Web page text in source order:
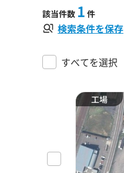
該当件数 1 件
検索条件を保存
すべてを選択
工場